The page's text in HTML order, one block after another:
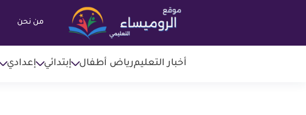
من نحن
أخبار التعليمرياض أطفال إبتدائي إعدادي